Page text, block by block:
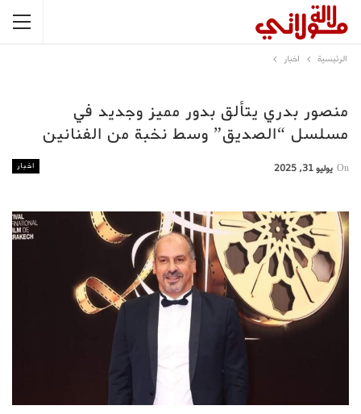
الرئيسية اخبار
منصور بدري يتألق بدور مميز وجديد في
مسلسل “الصديق” وسط نخبة من الفنانين
اخبار On يوليو 31, 2025